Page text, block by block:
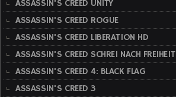
ASSASSIN'S CREED UNITY
ASSASSIN'S CREED ROGUE
ASSASSIN'S CREED LIBERATION HD
ASSASSIN'S CREED SCHREI NACH FREIHEIT
ASSASSIN'S CREED 4: BLACK FLAG
ASSASSIN'S CREED 3